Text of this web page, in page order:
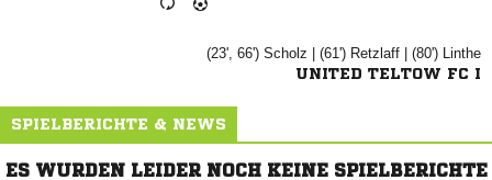
(23', 66')  | (61')  | (80') 
UNITED TELTOW FC I
SPIELBERICHTE & NEWS
ES WURDEN LEIDER NOCH KEINE SPIELBERICHTE